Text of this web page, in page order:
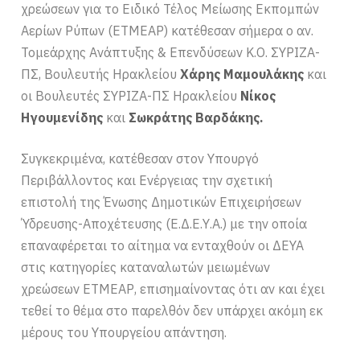
χρεώσεων για το Ειδικό Τέλος Μείωσης Εκπομπών
Αερίων Ρύπων (ΕΤΜΕΑΡ) κατέθεσαν σήμερα ο αν.
Τομεάρχης Ανάπτυξης & Επενδύσεων Κ.Ο. ΣΥΡΙΖΑ-
ΠΣ, Βουλευτής ΗρακλείουΧάρης Μαμουλάκης και
οι Βουλευτές ΣΥΡΙΖΑ-ΠΣ Ηρακλείου Νίκος
Ηγουμενίδης και Σωκράτης Βαρδάκης.
Συγκεκριμένα, κατέθεσαν στον Υπουργό
Περιβάλλοντος και Ενέργειας την σχετική
επιστολή της Ένωσης Δημοτικών Επιχειρήσεων
Ύδρευσης-Αποχέτευσης (Ε.Δ.Ε.Υ.Α.) με την οποία
επαναφέρεται το αίτημα να ενταχθούν οι ΔΕΥΑ
στις κατηγορίες καταναλωτών μειωμένων
χρεώσεων ΕΤΜΕΑΡ, επισημαίνοντας ότι αν και έχει
τεθεί το θέμα στο παρελθόν δεν υπάρχει ακόμη εκ
μέρους του Υπουργείου απάντηση.